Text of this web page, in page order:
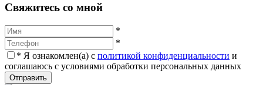
Cвяжитесь со мной
*
*
* Я ознакомлен(а) с политикой конфиденциальности и
соглашаюсь с условиями обработки персональных данных
Отправить